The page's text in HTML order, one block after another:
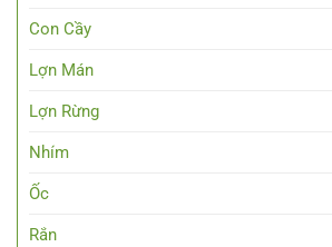
Con Cầy
Lợn Mán
Lợn Rừng
Nhím
Ốc
Rắn